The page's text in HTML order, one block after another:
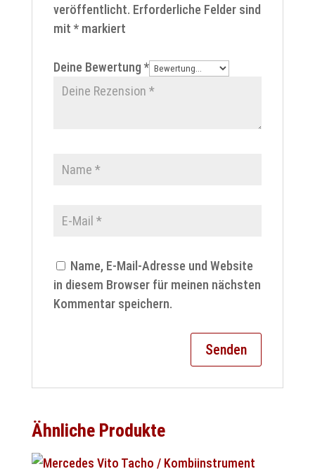
veröffentlicht. Erforderliche Felder sind
mit *markiert
Deine Bewertung *
Name, E-Mail-Adresse und Website
in diesem Browser für meinen nächsten
Kommentar speichern.
Ähnliche Produkte